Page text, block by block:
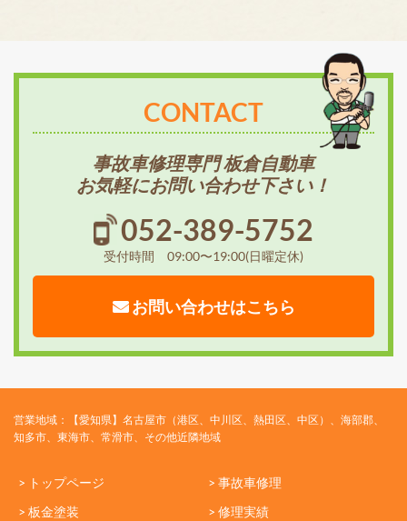
CONTACT
事故車修理専門 板倉自動車
お気軽にお問い合わせ下さい！
052-389-5752
受付時間 09:00〜19:00(日曜定休)
お問い合わせはこちら
営業地域：【愛知県】名古屋市（港区、中川区、熱田区、中区）、海部郡、
知多市、東海市、常滑市、その他近隣地域
> トップページ
> 事故車修理
> 板金塗装
> 修理実績